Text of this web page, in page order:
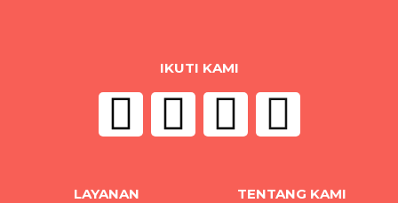
IKUTI KAMI
LAYANAN TENTANG KAMI